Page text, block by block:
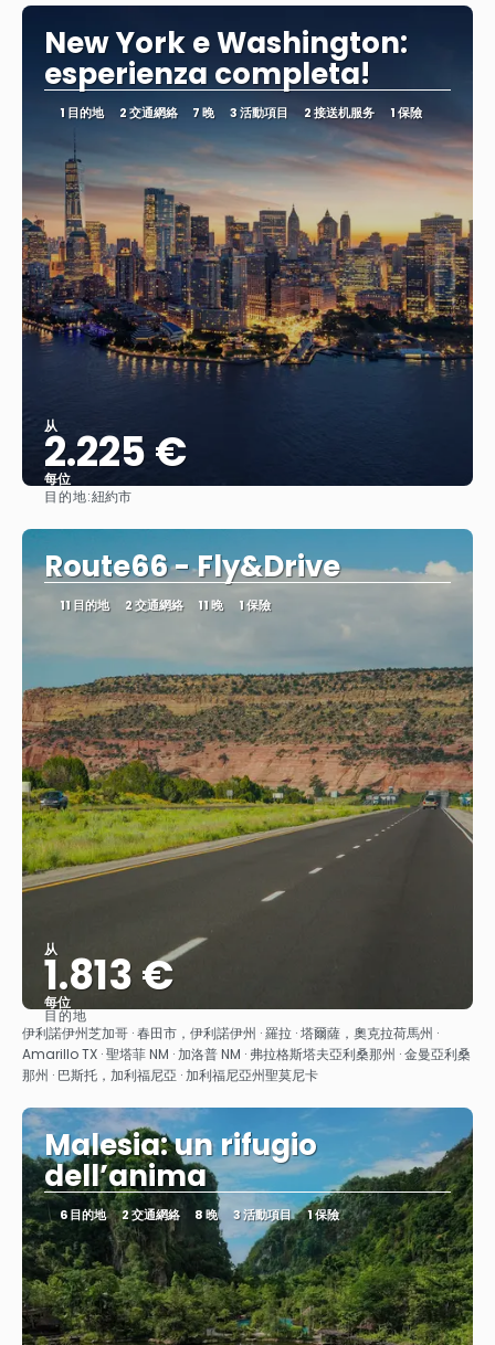
New York e Washington:
esperienza completa!
1 目的地 2 交通網絡 7 晚 3 活動項目 2 接送机服务 1 保險
从
2.225 €
每位
目的地:紐約市
Route66 - Fly&Drive
11 目的地 2 交通網絡 11 晚 1 保險
从
1.813 €
每位
查看
目的地
伊利諾伊州芝加哥 · 春田市，伊利諾伊州 · 羅拉 · 塔爾薩，奧克拉荷馬州 ·
Amarillo TX · 聖塔菲 NM · 加洛普 NM · 弗拉格斯塔夫亞利桑那州 · 金曼亞利桑
那州 · 巴斯托，加利福尼亞 · 加利福尼亞州聖莫尼卡
Malesia: un rifugio
dell’anima
6 目的地 2 交通網絡 8 晚 3 活動項目 1 保險